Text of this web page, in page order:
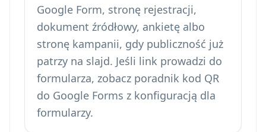
Google Form, stronę rejestracji,
dokument źródłowy, ankietę albo
stronę kampanii, gdy publiczność już
patrzy na slajd. Jeśli link prowadzi do
formularza, zobacz poradnik kod QR
do Google Forms z konfiguracją dla
formularzy.